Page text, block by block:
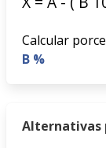
Calcular
B %
Alternativas